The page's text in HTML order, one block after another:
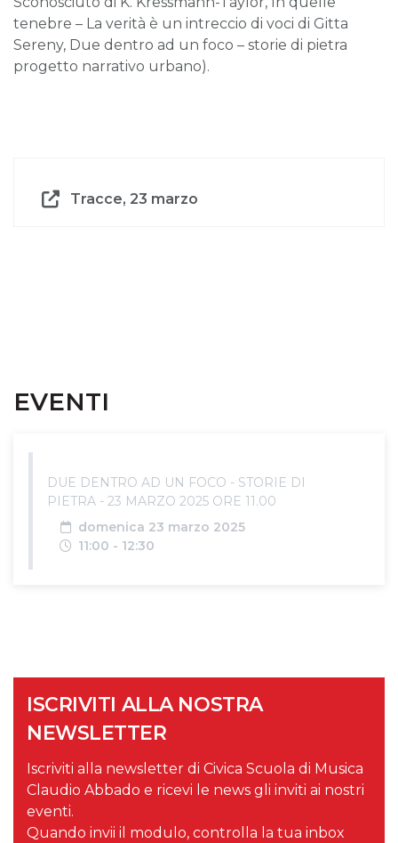
tenebre – La verità è un intreccio di voci di Gitta
Sereny, Due dentro ad un foco – storie di pietra
progetto narrativo urbano).
Tracce, 23 marzo
EVENTI
DUE DENTRO AD UN FOCO - STORIE DI
PIETRA - 23 MARZO 2025 ORE 11.00
Data
domenica 23 marzo 2025
Orari
11:00 - 12:30
ISCRIVITI ALLA NOSTRA
NEWSLETTER
Iscriviti alla newsletter di Civica Scuola di Musica
Claudio Abbado e ricevi le news gli inviti ai nostri
eventi.
Quando invii il modulo, controlla la tua inbox